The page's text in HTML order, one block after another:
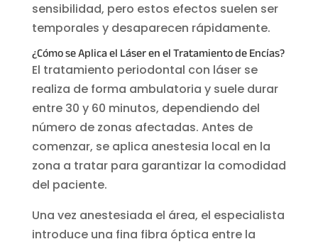
sensibilidad, pero estos efectos suelen ser
temporales y desaparecen rápidamente.
¿Cómo se Aplica el Láser en el Tratamiento de Encías?
El tratamiento periodontal con láser se
realiza de forma ambulatoria y suele durar
entre 30 y 60 minutos, dependiendo del
número de zonas afectadas. Antes de
comenzar, se aplica anestesia local en la
zona a tratar para garantizar la comodidad
del paciente.
Una vez anestesiada el área, el especialista
introduce una fina fibra óptica entre la